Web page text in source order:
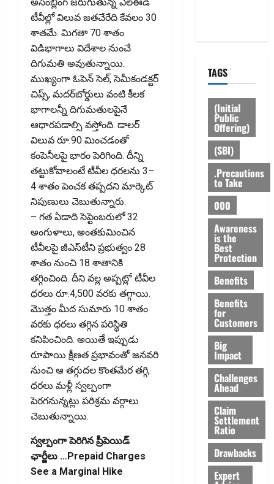
అసెంబ్లింగ్‌ జరుగుతున్న ఎల్‌ఈడీ
టీవీల్లో విలువ జతచేరేది కేవలం 30
శాతమే. మిగతా 70 శాతం
విడిభాగాలు విదేశాల నుంచే
దిగుమతి అవుతున్నాయి.
ముఖ్యంగా ఓపెన్‌ సెల్‌, సెమీకండక్టర్‌
చిప్స్‌, మదర్‌బోర్డులు వంటి కీలక
భాగాలన్నీ దిగుమతులపైనే
ఆధారపడాల్సి వస్తోంది. డాలర్‌
విలువ రూ.90 మించడంతో
కంపెనీలపై భారం పెరిగింది. దీన్ని
తట్టుకోవాలంటే టీవీల ధరలను 3–
4 శాతం పెంచక తప్పదని మార్కెట్
నిపుణులు చెబుతున్నారు.
– గత ఏడాది సెప్టెంబరులో 32
అంగుళాలు, అంతకుమించిన
టీవీలపై జీఎస్‌టీని ప్రభుత్వం 28
శాతం నుంచి 18 శాతానికి
తగ్గించింది. దీని వల్ల అప్పట్లో టీవీల
ధరలు రూ.4,500 వరకు తగ్గాయి.
మొత్తం మీద సుమారు 10 శాతం
వరకు ధరలు తగ్గిన పరిస్థితి
కనిపించింది. అయితే ఇప్పుడు
రూపాయి క్షీణత ప్రభావంతో జనవరి
నుంచి ఆ తగ్గుదల కొంతమేర తగ్గి,
ధరలు మళ్లీ స్వల్పంగా
పెరగనున్నట్లు పరిశ్రమ వర్గాలు
చెబుతున్నాయి.
స్వ‌ల్పంగా పెరిగిన ప్రీపెయిడ్‌
ఛార్జీలు …Prepaid Charges
See a Marginal Hike
TAGS
(Initial
Public
Offering)
(SBI)
.Precautions
to Take
000
Awareness
is the
Best
Protection
Benefits
Benefits
for
Customers
Big
Impact
Challenges
Ahead
Claim
Settlement
Ratio
Drawbacks
Expert